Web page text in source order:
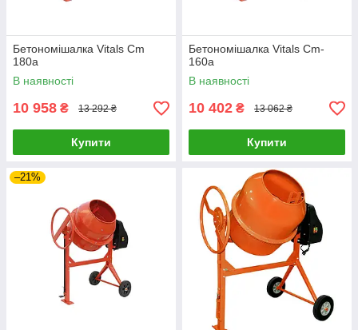
Бетономішалка Vitals Cm
180a
В наявності
10 958 ₴ 13 292 ₴
Купити
Бетономішалка Vitals Cm-
160a
В наявності
10 402 ₴ 13 062 ₴
Купити
–21%